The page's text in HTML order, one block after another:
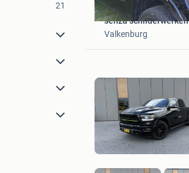
21
senza schilderwerken
Valkenburg